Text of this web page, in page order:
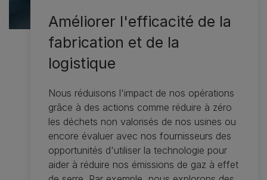
Améliorer l'efficacité de la
fabrication et de la
logistique
Nous réduisons l'impact de nos opérations
grâce à des actions comme réduire à zéro
les déchets non valorisés de nos usines ou
encore évaluer avec nos fournisseurs des
opportunités d'utiliser la technologie pour
aider à réduire nos émissions de gaz à effet